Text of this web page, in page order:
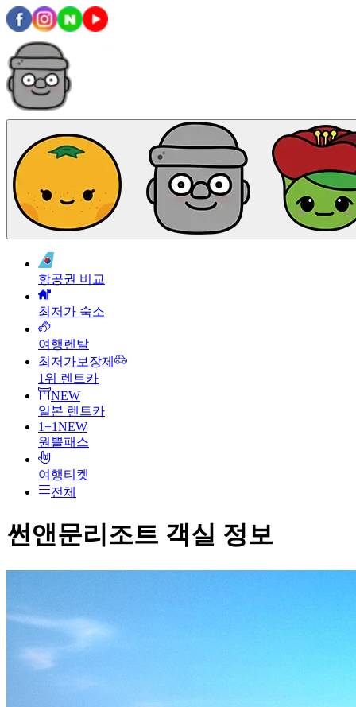
항공권 비교
최저가 숙소
여행렌탈
최저가보장제
1위 렌트카
NEW
일본 렌트카
1+1NEW
원쁠패스
여행티켓
전체
썬앤문리조트 객실 정보